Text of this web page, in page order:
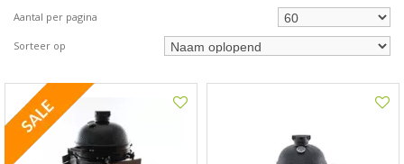
Aantal per pagina
Sorteer op